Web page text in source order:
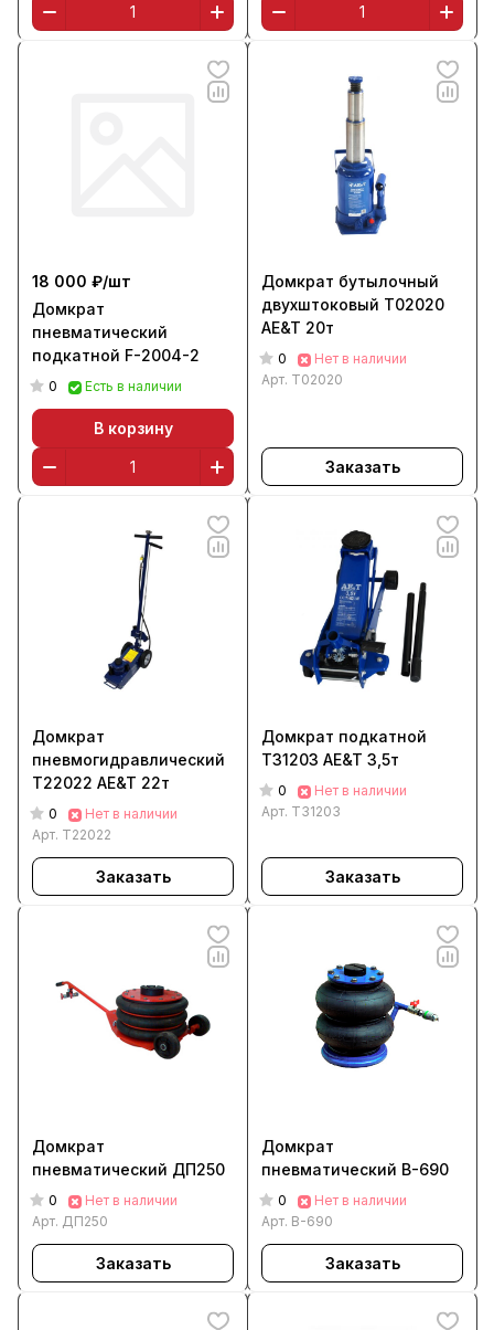
18 000 ₽/шт
Домкрат
пневматический
подкатной F-2004-2
0 Есть в наличии
В корзину
Домкрат бутылочный
двухштоковый T02020
AE&T 20т
0
Нет в наличии
Арт. T02020
Заказать
Домкрат
пневмогидравлический
T22022 AE&T 22т
0
Нет в наличии
Арт. T22022
Заказать
Домкрат подкатной
T31203 AE&T 3,5т
0
Нет в наличии
Арт. T31203
Заказать
Домкрат
пневматический ДП250
0
Нет в наличии
Арт. ДП250
Заказать
Домкрат
пневматический В-690
0
Нет в наличии
Арт. В-690
Заказать